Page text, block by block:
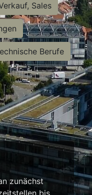
Sales
Berufe
zunächst